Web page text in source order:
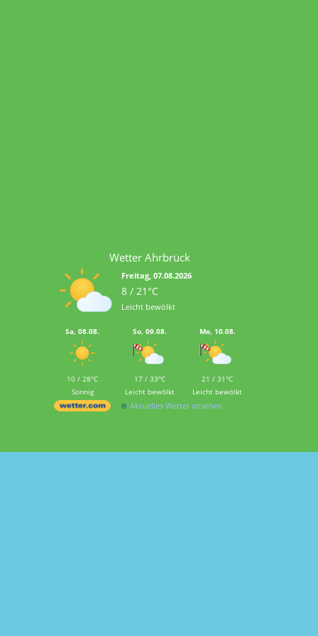
Wetter Ahrbrück
Freitag, 07.08.2026
8 / 21°C
Leicht bewölkt
Sa, 08.08.
10 / 28°C
Sonnig
So, 09.08.
17 / 33°C
Leicht bewölkt
Mo, 10.08.
21 / 31°C
Leicht bewölkt
Aktuelles Wetter ansehen